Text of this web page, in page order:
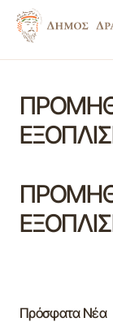
Πρόσφατα Νέα